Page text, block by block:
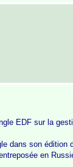
EDF sur la
dans son
en